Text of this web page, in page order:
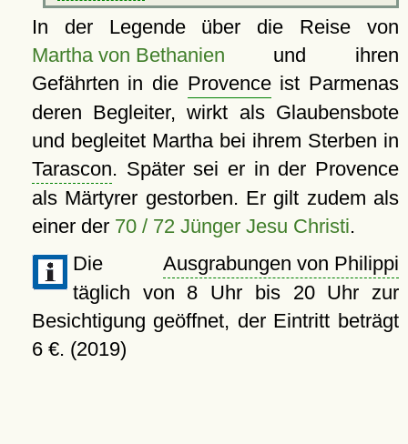
In der Legende über die Reise von
Martha von Bethanien und ihren
Gefährten in die Provenceist Parmenas
deren Begleiter, wirkt als Glaubensbote
und begleitet Martha bei ihrem Sterben in
Tarascon. Später sei er in der Provence
als Märtyrer gestorben. Er gilt zudem als
einer der 70 / 72 Jünger Jesu Christi.
Die Ausgrabungen von Philippi
täglich von 8 Uhr bis 20 Uhr zur
Besichtigung geöffnet, der Eintritt beträgt
6 €. (2019)